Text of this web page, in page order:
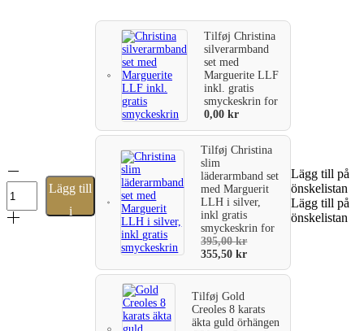
Bärnstensfärgade
hängörhängen
silver
Lägg till
i
TilføjChristina
silverarmband
set med
Marguerite LLF
inkl. gratis
smyckeskrinfor
0,00kr
TilføjChristina
slim
läderarmband set
med Marguerit
LLH i silver,
inkl gratis
smyckeskrinfor
395,00kr
355,50kr
TilføjGold
Creoles 8 karats
äkta guld örhängen
Lägg till på
önskelistan
Lägg till på
önskelistan